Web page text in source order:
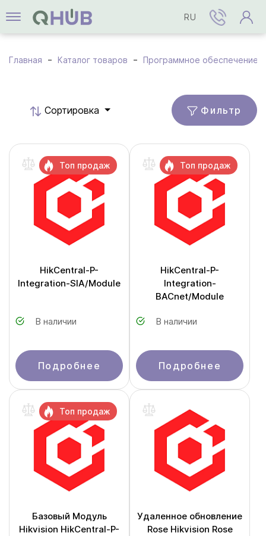
RU
Главная Каталог товаров Программное обеспечение
Cортировка Фильтр
HikCentral-P-
Integration-SIA/Module
В наличии
Подробнее
Топ продаж
HikCentral-P-
Integration-
BACnet/Module
В наличии
Подробнее
Топ продаж
Базовый Модуль
Hikvision HikCentral-P-
Топ продаж
Удаленное обновление
Rose Hikvision Rose